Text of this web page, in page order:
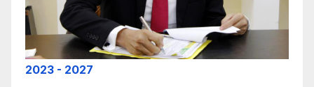
2023 - 2027